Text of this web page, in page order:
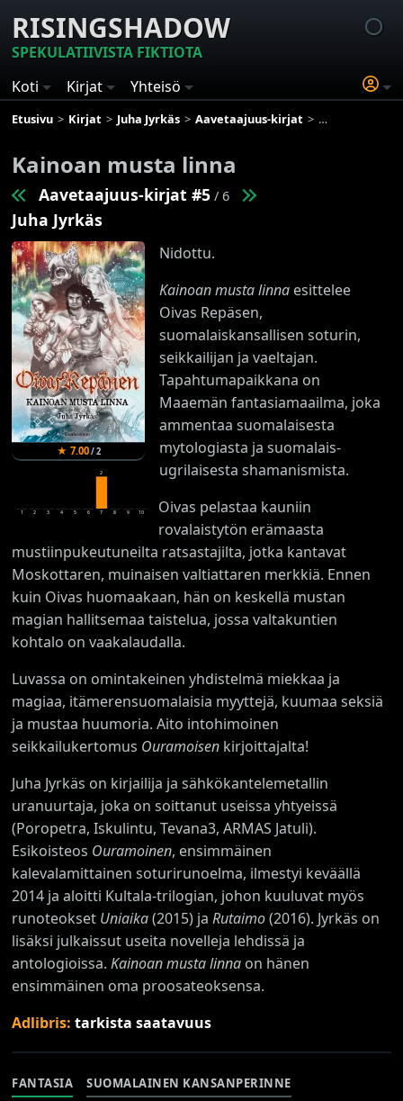
RISINGSHADOW
SPEKULATIIVISTA FIKTIOTA
Koti
Kirjat Yhteisö
Etusivu Kirjat Juha Jyrkäs Aavetaajuus-kirjat Kainoan musta
Kainoan musta linna
Aavetaajuus-kirjat #5 / 6
Juha Jyrkäs
★ 7.00/2
1 2 3 4 5 6
2
7 8 9 10
Nidottu.
Kainoan musta linnaesittelee
Oivas Repäsen,
suomalaiskansallisen soturin,
seikkailijan ja vaeltajan.
Tapahtumapaikkana on
Maaemän fantasiamaailma, joka
ammentaa suomalaisesta
mytologiasta ja suomalais-
ugrilaisesta shamanismista.
Oivas pelastaa kauniin
rovalaistytön erämaasta
mustiinpukeutuneilta ratsastajilta, jotka kantavat
Moskottaren, muinaisen valtiattaren merkkiä. Ennen
kuin Oivas huomaakaan, hän on keskellä mustan
magian hallitsemaa taistelua, jossa valtakuntien
kohtalo on vaakalaudalla.
Luvassa on omintakeinen yhdistelmä miekkaa ja
magiaa, itämerensuomalaisia myyttejä, kuumaa seksiä
ja mustaa huumoria. Aito intohimoinen
seikkailukertomus Ouramoisen kirjoittajalta!
Juha Jyrkäs on kirjailija ja sähkökantelemetallin
uranuurtaja, joka on soittanut useissa yhtyeissä
(Poropetra, Iskulintu, Tevana3, ARMAS Jatuli).
Esikoisteos Ouramoinen, ensimmäinen
kalevalamittainen soturirunoelma, ilmestyi keväällä
2014 ja aloitti Kultala-trilogian, johon kuuluvat myös
runoteokset Uniaika(2015) jaRutaimo(2016). Jyrkäs on
lisäksi julkaissut useita novelleja lehdissä ja
antologioissa.Kainoan musta linna on hänen
ensimmäinen oma proosateoksensa.
Adlibris:tarkista saatavuus
FANTASIA SUOMALAINEN KANSANPERINNE